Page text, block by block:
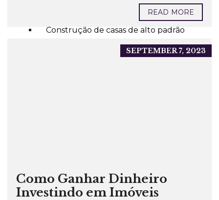
Imóveis para aluguel residencial
Construção de casas de alto padrão
Construção de casas populares
NOTÍCIAS
CONTATO
READ MORE
SEPTEMBER 7, 2023
Como Ganhar Dinheiro
Investindo em Imóveis